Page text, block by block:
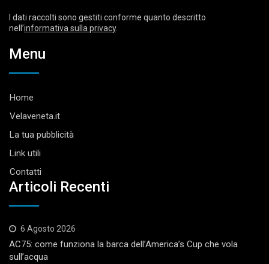
I dati raccolti sono gestiti conforme quanto descritto
nell’informativa sulla privacy.
Menu
Home
Velaveneta.it
La tua pubblicità
Link utili
Contatti
Articoli Recenti
6 Agosto 2026
AC75: come funziona la barca dell’America’s Cup che vola
sull’acqua